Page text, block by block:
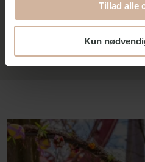
Tillad alle
Kun
optræder hver fredag i hele
scene midt i Tivoli. De fleste